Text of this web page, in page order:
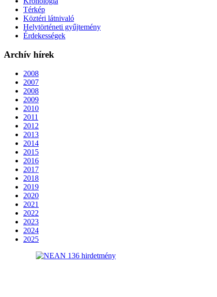
Térkép
Köztéri látnivaló
Helytörténeti gyűjtemény
Érdekességek
Archív hírek
2008
2007
2008
2009
2010
2011
2012
2013
2014
2015
2016
2017
2018
2019
2020
2021
2022
2023
2024
2025